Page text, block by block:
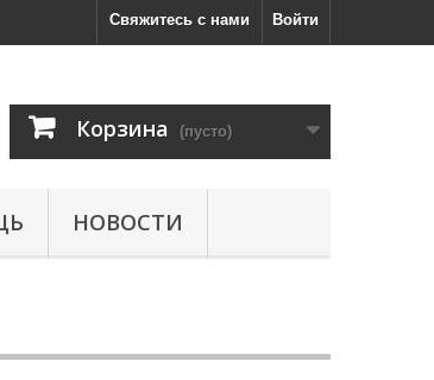
Войти
Свяжитесь с нами
Корзина (пусто)
НОВОСТИ